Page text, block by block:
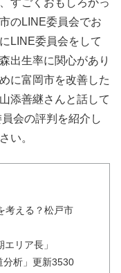
のLINE委員会でお
LINE委員会をして
出生率に関心があり
に富岡市を改善した
添善継さんと話して
会の評判を紹介し
い。
考える？松戸市
リア長」
分析」更新3530